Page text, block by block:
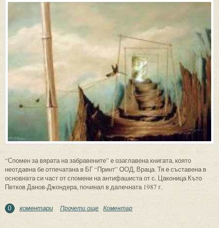
“Спомен за вярата на забравените” е озаглавена книгата, която
неотдавна бе отпечатана в БГ “Принт” ООД, Враца. Тя е съставена в
основната си част от спомени на антифашиста от с. Цаконица Къто
Петков Данов-Джондера, починал в далечната 1987 г.
0 коментари Прочети още about Истината срещу лъжата
Коментар